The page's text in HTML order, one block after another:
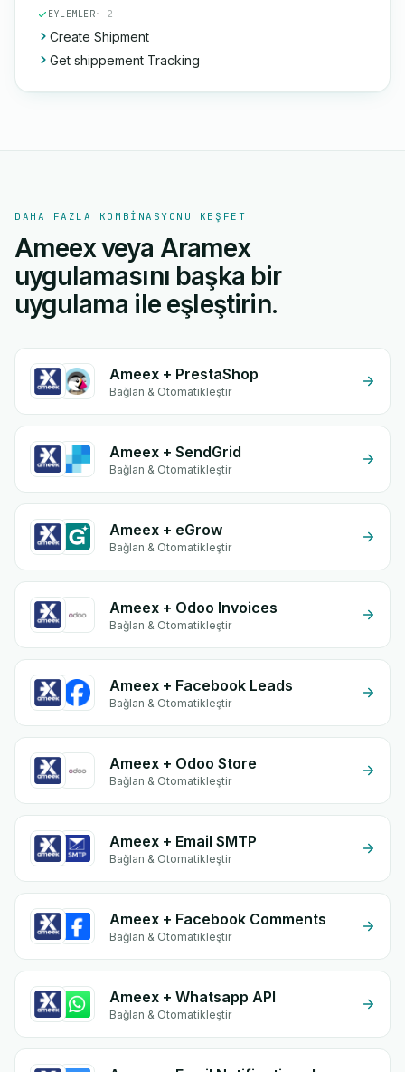
EYLEMLER· 2
Create Shipment
Get shippement Tracking
DAHA FAZLA KOMBINASYONU KEŞFET
Ameex veya Aramex
uygulamasını başka bir
uygulama ile eşleştirin.
Ameex + PrestaShop
Bağlan & Otomatikleştir
Ameex + SendGrid
Bağlan & Otomatikleştir
Ameex + eGrow
Bağlan & Otomatikleştir
Ameex + Odoo Invoices
Bağlan & Otomatikleştir
Ameex + Facebook Leads
Bağlan & Otomatikleştir
Ameex + Odoo Store
Bağlan & Otomatikleştir
Ameex + Email SMTP
Bağlan & Otomatikleştir
Ameex + Facebook Comments
Bağlan & Otomatikleştir
Ameex + Whatsapp API
Bağlan & Otomatikleştir